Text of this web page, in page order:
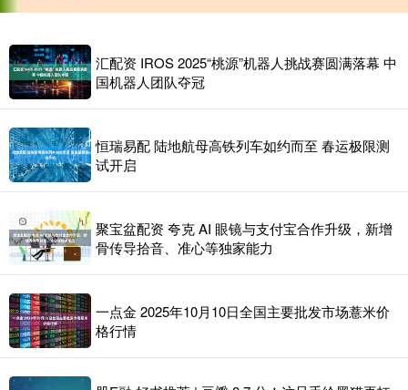
汇配资 IROS 2025“桃源”机器人挑战赛圆满落幕 中
国机器人团队夺冠
恒瑞易配 陆地航母高铁列车如约而至 春运极限测
试开启
聚宝盆配资 夸克 AI 眼镜与支付宝合作升级，新增
骨传导拾音、准心等独家能力
一点金 2025年10月10日全国主要批发市场薏米价
格行情